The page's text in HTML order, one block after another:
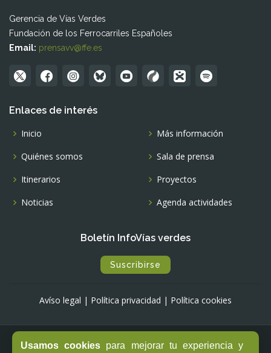
Usamos cookies para mejorar tu experiencia y
Gerencia de Vías Verdes
Fundación de los Ferrocarriles Españoles
Email: prensavv@ffe.es
Enlaces de interés
Inicio
Quiénes somos
Itinerarios
Noticias
Más información
Sala de prensa
Proyectos
Agenda actividades
Boletín InfoVías verdes
Suscribirse
Avíso legal | Política privacidad | Política cookies
© Copyright - Fundación de los Ferrocarriles Españoles